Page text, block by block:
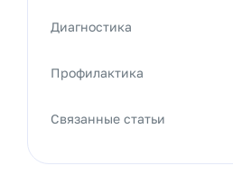
Диагностика
Профилактика
Связанные статьи